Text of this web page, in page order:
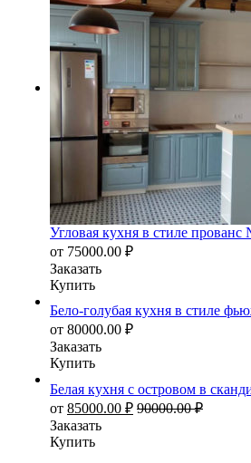
Угловая кухня в стиле прованс
от 75000.00 ₽
Заказать
Купить
Бело-голубая кухня в стиле
от 80000.00 ₽
Заказать
Купить
Белая кухня с островом в
от 85000.00 ₽ 90000.00₽
Заказать
Купить